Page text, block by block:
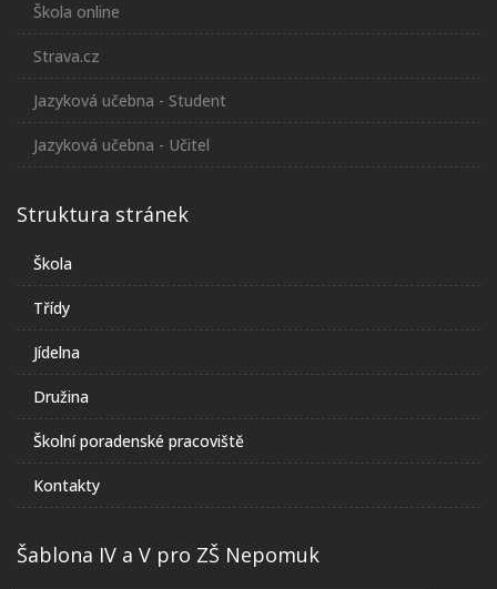
Škola online
Strava.cz
Jazyková učebna - Student
Jazyková učebna - Učitel
Struktura stránek
Škola
Třídy
Jídelna
Družina
Školní poradenské pracoviště
Kontakty
Šablona IV a V pro ZŠ Nepomuk